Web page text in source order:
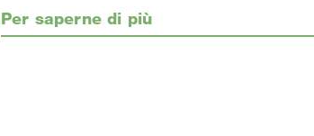
Per saperne di più